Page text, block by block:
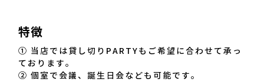
特徴
① 当店では貸し切りPARTYもご希望に合わせて承っ
ております。
② 個室で会議、誕生日会なども可能です。